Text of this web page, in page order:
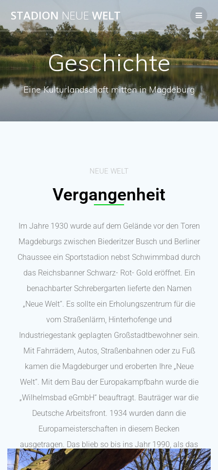
STADION NEUE WELT
Geschichte
Eine Kulturlandschaft mitten in Magdeburg
NEUE WELT
Vergangenheit
Im Jahre 1930 wurde auf dem Gelände vor den Toren
Magdeburgs zwischen Biederitzer Busch und Berliner
Chaussee ein Sportstadion nebst Schwimmbad durch
das Reichsbanner Schwarz- Rot- Gold eröffnet. Ein
benachbarter Schrebergarten lieferte den Namen
„Neue Welt“. Es sollte ein Erholungszentrum für die
vom Straßenlärm, Hinterhofenge und
Industriegestank geplagten Großstadtbewohner sein.
Mit Fahrrädern, Autos, Straßenbahnen oder zu Fuß
kamen die Magdeburger und eroberten Ihre „Neue
Welt“. Mit dem Bau der Europakampfbahn wurde die
„Wilhelmsbad eGmbH“ beauftragt. Bauträger war die
Deutsche Arbeitsfront. 1934 wurden dann die
Europameisterschaften in diesem Becken
ausgetragen. Das blieb so bis ins Jahr 1990, als das
Bad wegen mangelhafter Sanitäranlagen und